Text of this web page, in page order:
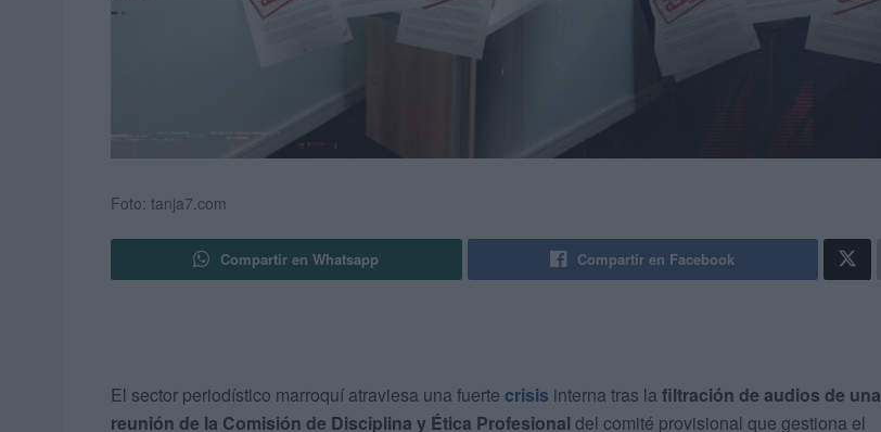
Foto: tanja7.com
Compartir en Whatsapp Compartir en Facebook
El sector periodístico marroquí atraviesa una fuerte crisis interna tras la filtración de audios de una
reunión de la Comisión de Disciplina y Ética Profesional del comité provisional que gestiona el